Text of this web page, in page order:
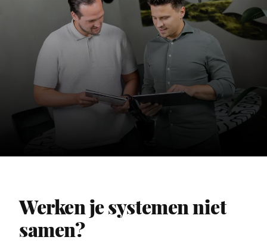
Werken je systemen niet
samen?